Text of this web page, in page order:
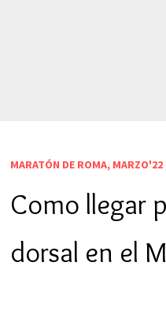
MARATÓN DE ROMA, MARZO'22
Como llegar
dorsal en el